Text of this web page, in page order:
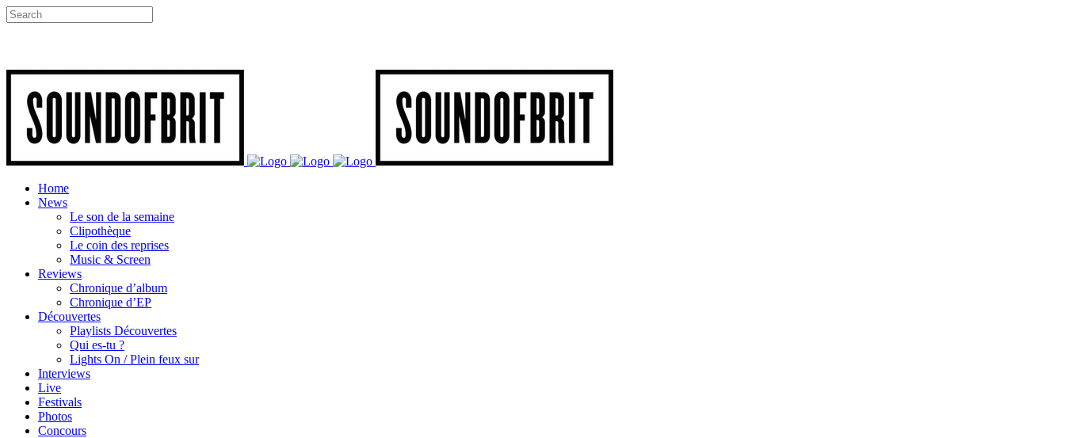
Home
News
Le son de la semaine
Clipothèque
Le coin des reprises
Music & Screen
Reviews
Chronique d’album
Chronique d’EP
Découvertes
Playlists Découvertes
Qui es-tu ?
Lights On / Plein feux sur
Interviews
Live
Festivals
Photos
Concours